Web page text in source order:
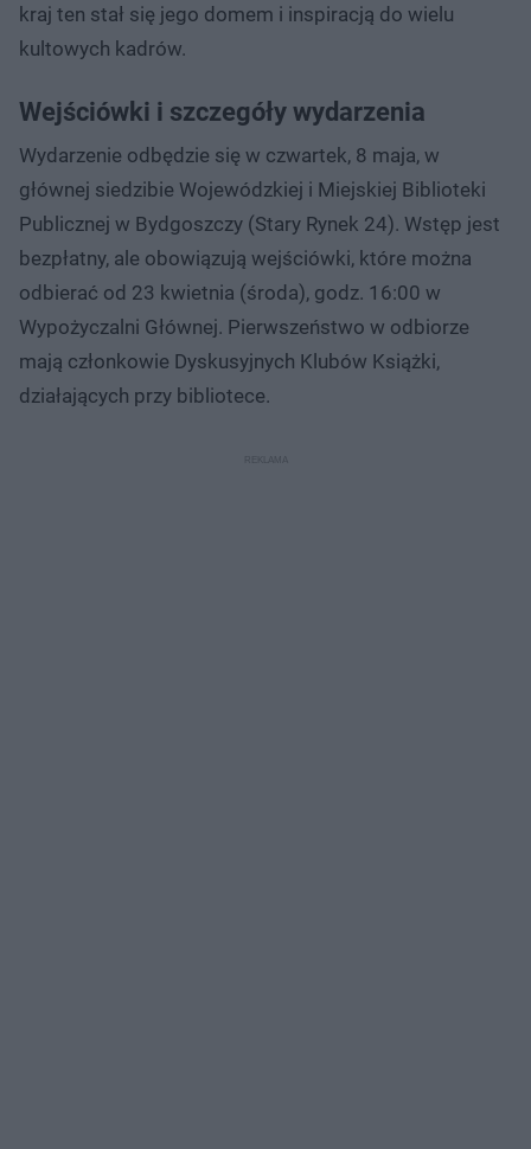
kraj ten stał się jego domem i inspiracją do wielu
kultowych kadrów.
Wejściówki i szczegóły wydarzenia
Wydarzenie odbędzie się w czwartek, 8 maja, w
głównej siedzibie Wojewódzkiej i Miejskiej Biblioteki
Publicznej w Bydgoszczy (Stary Rynek 24). Wstęp jest
bezpłatny, ale obowiązują wejściówki, które można
odbierać od 23 kwietnia (środa), godz. 16:00 w
Wypożyczalni Głównej. Pierwszeństwo w odbiorze
mają członkowie Dyskusyjnych Klubów Książki,
działających przy bibliotece.